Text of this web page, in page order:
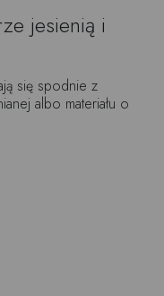
jesienią i
się spodnie z
albo materiału o